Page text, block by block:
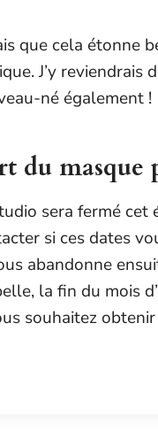
que cela étonne
J’y
né également !
du masque
sera fermé
si ces dates
abandonne
la fin du mois
souhaitez